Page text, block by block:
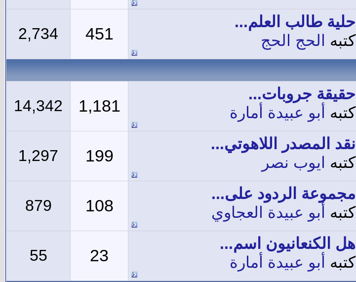
حلية طالب العلم...
كتبه
الحج الحج 451
2,734
حقيقة جروبات...
كتبه
أبو عبيدة أمارة 1,181
14,342
نقد المصدر اللاهوتي...
كتبه
ايوب نصر 199
1,297
مجموعة الردود على...
كتبه
أبو عبيدة العجاوي 108
879
هل الكنعانيون اسم...
كتبه
أبو عبيدة أمارة 23
55